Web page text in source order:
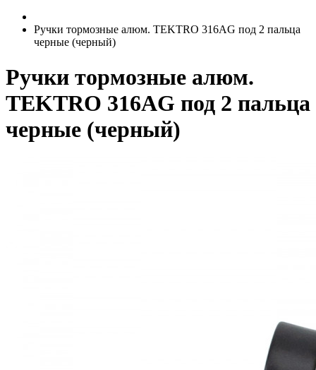
Ручки тормозные алюм. TEKTRO 316AG под 2 пальца
черные (черный)
Ручки тормозные алюм.
TEKTRO 316AG под 2 пальца
черные (черный)